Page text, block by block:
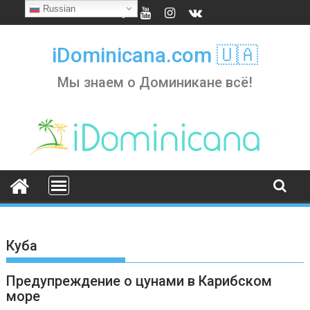
to
iDominicana.com 🇺🇦
Мы знаем о Доминикане всё!
Куба
Предупреждение о цунами в Карибском
море
Russian